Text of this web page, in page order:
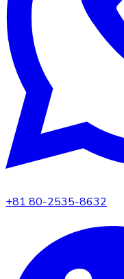
+81 80-2535-8632